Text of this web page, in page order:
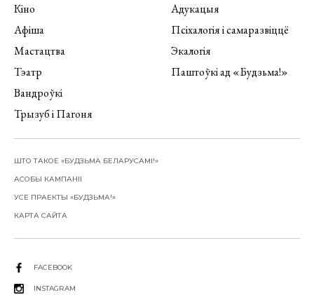
Кіно
Афіша
Мастацтва
Тэатр
Вандроўкі
Трызуб і Пагоня
Адукацыя
Псіхалогія і самаразвіццё
Экалогія
Паштоўкі ад «Будзьма!»
ШТО ТАКОЕ «БУДЗЬМА БЕЛАРУСАМІ!»
АСОБЫ КАМПАНІІ
УСЕ ПРАЕКТЫ «БУДЗЬМА!»
КАРТА САЙТА
FACEBOOK
INSTAGRAM